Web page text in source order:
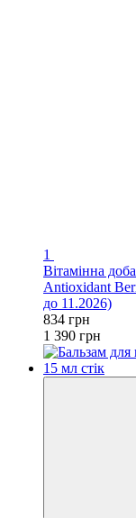
1
Вітамінна
Antioxidant
до 11.2026)
834 грн
1 390 грн